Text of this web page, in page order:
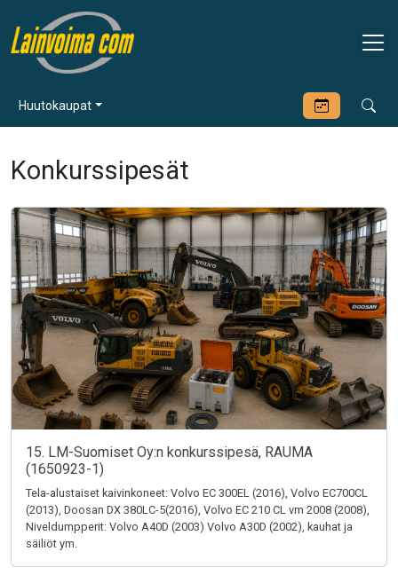
Huutokaupat
Konkurssipesät
15. LM-Suomiset Oy:n konkurssipesä, RAUMA
(1650923-1)
Tela-alustaiset kaivinkoneet: Volvo EC 300EL (2016), Volvo EC700CL
(2013), Doosan DX 380LC-5(2016), Volvo EC 210 CL vm 2008 (2008),
Niveldumpperit: Volvo A40D (2003) Volvo A30D (2002), kauhat ja
säiliöt ym.